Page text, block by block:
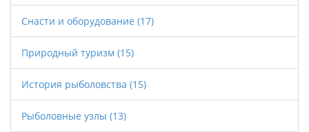
Снасти и оборудование (17)
Природный туризм (15)
История рыболовства (15)
Рыболовные узлы (13)